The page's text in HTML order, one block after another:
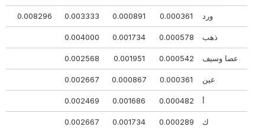
ورد 0.000361
0.000891
0.003333
0.008296
ذهب 0.000578
0.001734
0.004000
عصا وسيف 0.000542
0.001951
0.002568
عين 0.000361
0.000867
0.002667
0.000482
0.001686
0.002469
ك 0.000289
0.001734
0.002667